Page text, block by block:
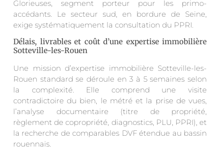
Glorieuses, segment porteur pour les primo-
accédants. Le secteur sud, en bordure de Seine,
exige systématiquement la consultation du PPRI.
Délais, livrables et coût d’une expertise immobilière
Sotteville-les-Rouen
Une mission d’expertise immobilière Sotteville-les-
Rouen standard se déroule en 3 à 5 semaines selon
la complexité. Elle comprend une visite
contradictoire du bien, le métré et la prise de vues,
l’analyse documentaire (titre de propriété,
règlement de copropriété, diagnostics, PLU, PPRI), et
la recherche de comparables DVF étendue au bassin
rouennais.